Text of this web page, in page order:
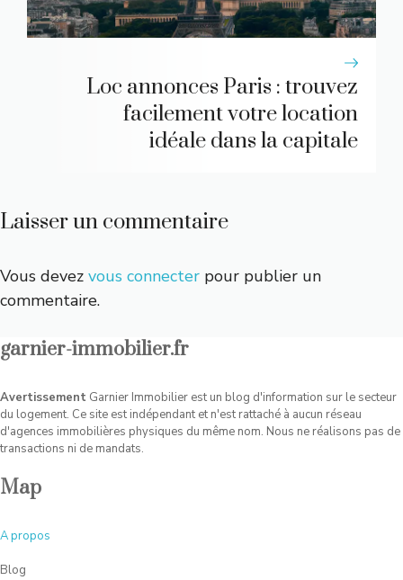
Loc annonces Paris : trouvez
facilement votre location
idéale dans la capitale
Laisser un commentaire
Vous devez vous connecter pour publier un
commentaire.
garnier-immobilier.fr
Avertissement Garnier Immobilier est un blog d'information sur le secteur
du logement. Ce site est indépendant et n'est rattaché à aucun réseau
d'agences immobilières physiques du même nom. Nous ne réalisons pas de
transactions ni de mandats.
Map
Apropos
Blog